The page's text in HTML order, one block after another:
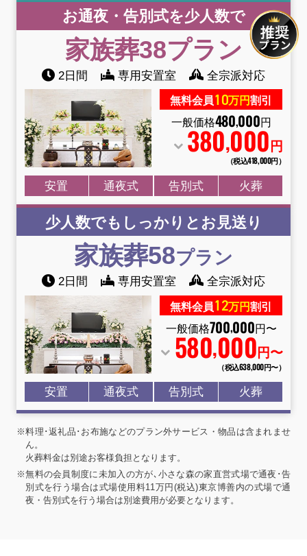
お通夜・告別式を少人数で
家族葬38プラン
2日間 専用安置室 全宗派対応
無料会員10万円割引
一般価格480,000円
380,000 円
（税込418,000円）
安置 通夜式 告別式 火葬
少人数でもしっかりとお見送り
家族葬58プラン
2日間 専用安置室 全宗派対応
無料会員12万円割引
一般価格700,000円〜
580,000 円〜
（税込638,000円〜）
安置 通夜式 告別式 火葬
※料理･返礼品･お布施などのプラン外サービス・物品は含まれませ
ん。
火葬料金は別途お客様負担となります。
※無料の会員制度に未加入の方が､小さな森の家直営式場で通夜･告
別式を行う場合は式場使用料11万円(税込)東京博善内の式場で通
夜・告別式を行う場合は別途費用が必要となります。